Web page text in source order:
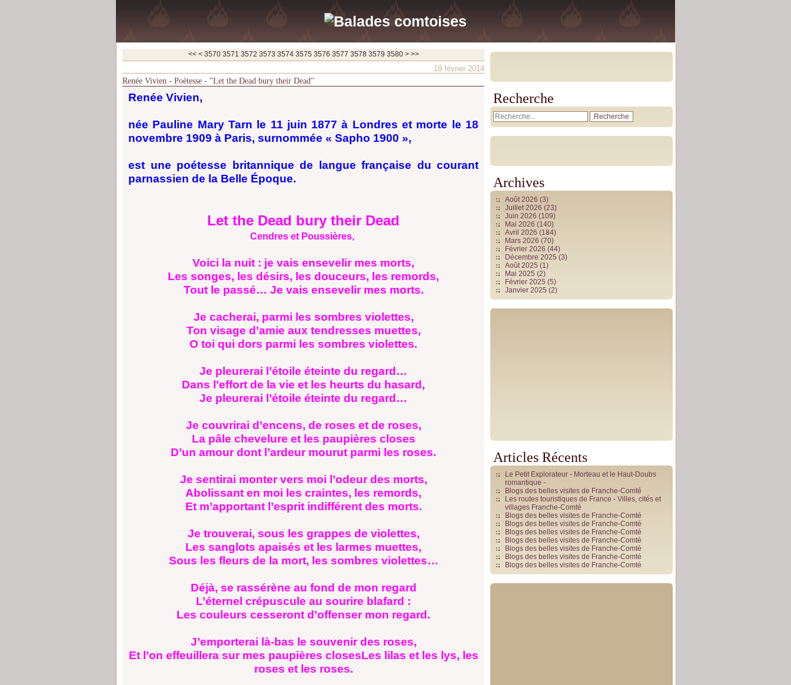
<< < 3500
3510
3520
3530
3540
3550
3560
3570 3571 3572 3573 3574 3575 3576 3577 3578 3579 3580 3590
3600
3700
> >>
19 février 2014
Renée Vivien - Poètesse - "Let the Dead bury their Dead"
Renée Vivien,
née Pauline Mary Tarn le 11 juin 1877 à Londres et morte le 18
novembre 1909 à Paris, surnommée « Sapho 1900 »,
est une poétesse britannique de langue française du courant
parnassien de la Belle Époque.
Let the Dead bury their Dead
Cendres et Poussières,
Voici la nuit : je vais ensevelir mes morts,
Les songes, les désirs, les douceurs, les remords,
Tout le passé… Je vais ensevelir mes morts.
Je cacherai, parmi les sombres violettes,
Ton visage d’amie aux tendresses muettes,
O toi qui dors parmi les sombres violettes.
Je pleurerai l’étoile éteinte du regard…
Dans l’effort de la vie et les heurts du hasard,
Je pleurerai l’étoile éteinte du regard…
Je couvrirai d’encens, de roses et de roses,
La pâle chevelure et les paupières closes
D’un amour dont l’ardeur mourut parmi les roses.
Je sentirai monter vers moi l’odeur des morts,
Abolissant en moi les craintes, les remords,
Et m’apportant l’esprit indifférent des morts.
Je trouverai, sous les grappes de violettes,
Les sanglots apaisés et les larmes muettes,
Sous les fleurs de la mort, les sombres violettes…
Déjà, se rassérène au fond de mon regard
L’éternel crépuscule au sourire blafard :
Les couleurs cesseront d’offenser mon regard.
J’emporterai là-bas le souvenir des roses,
Et l’on effeuillera sur mes paupières closesLes lilas et les lys, les
roses et les roses.
Recherche
Archives
Août 2026 (3)
Juillet 2026 (23)
Juin 2026 (109)
Mai 2026 (140)
Avril 2026 (184)
Mars 2026 (70)
Février 2026 (44)
Décembre 2025 (3)
Août 2025 (1)
Mai 2025 (2)
Février 2025 (5)
Janvier 2025 (2)
Articles Récents
Le Petit Explorateur - Morteau et le Haut-Doubs
romantique -
Blogs des belles visites de Franche-Comté
Les routes touristiques de France - Villes, cités et
villages Franche-Comté
Blogs des belles visites de Franche-Comté
Blogs des belles visites de Franche-Comté
Blogs des belles visites de Franche-Comté
Blogs des belles visites de Franche-Comté
Blogs des belles visites de Franche-Comté
Blogs des belles visites de Franche-Comté
Blogs des belles visites de Franche-Comté